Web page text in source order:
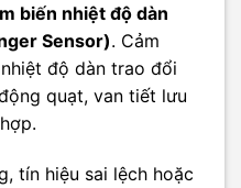
biến nhiệt độ dàn
Sensor). Cảm
độ dàn trao đổi
quạt, van tiết lưu
tín hiệu sai lệch hoặc